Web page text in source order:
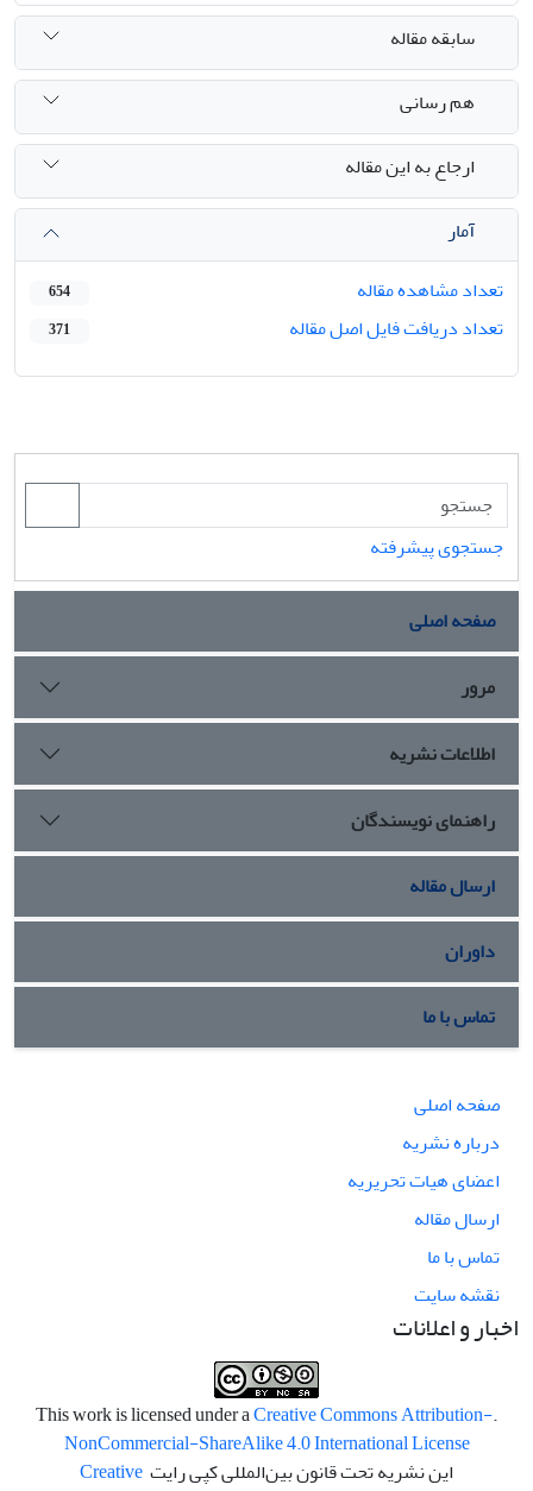
سابقه مقاله
هم رسانی
ارجاع به این مقاله
آمار
تعداد مشاهده مقاله
654
تعداد دریافت فایل اصل مقاله 371
جستجوی پیشرفته
صفحه اصلی
مرور
اطلاعات نشریه
راهنمای نویسندگان
ارسال مقاله
داوران
تماس با ما
صفحه اصلی
درباره نشریه
اعضای هیات تحریریه
ارسال مقاله
تماس با ما
نقشه سایت
اخبار و اعلانات
.This work is licensed under a
Creative Commons Attribution-
NonCommercial-ShareAlike 4.0 International License
این نشریه تحت قانون بین‌المللی کپی رایت Creative